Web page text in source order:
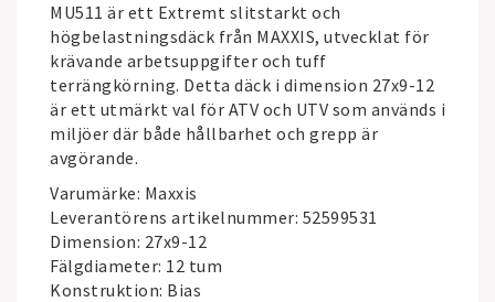
MU511 är ett Extremt slitstarkt och
högbelastningsdäck från MAXXIS, utvecklat för
krävande arbetsuppgifter och tuff
terrängkörning. Detta däck i dimension 27x9-12
är ett utmärkt val för ATV och UTV som används i
miljöer där både hållbarhet och grepp är
avgörande.
Varumärke: Maxxis
Leverantörens artikelnummer: 52599531
Dimension: 27x9-12
Fälgdiameter: 12 tum
Konstruktion: Bias